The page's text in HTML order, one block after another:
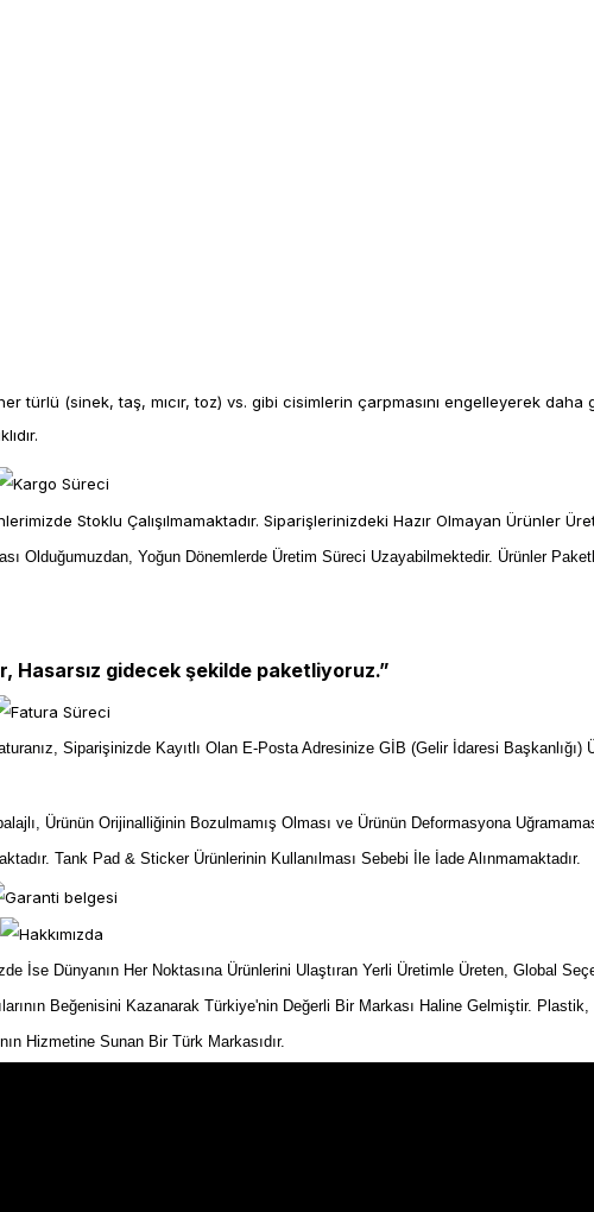
türlü (sinek, taş, mıcır, toz) vs. gibi cisimlerin çarpmasını engelleyerek daha
Stoklu Çalışılmamaktadır. Siparişlerinizdeki Hazır Olmayan Ürünler
Olduğumuzdan, Yoğun Dönemlerde Üretim Süreci Uzayabilmektedir. Ürünler
Hasarsız gidecek şekilde paketliyoruz.”
Siparişinizde Kayıtlı Olan E-Posta Adresinize GİB (Gelir İdaresi Başkanlığı)
Ürünün Orijinalliğinin Bozulmamış Olması ve Ürünün Deformasyona
Tank Pad & Sticker Ürünlerinin Kullanılması Sebebi İle İade Alınmamaktadır.
İse Dünyanın Her Noktasına Ürünlerini Ulaştıran Yerli Üretimle Üreten, Global
Beğenisini Kazanarak Türkiye'nin Değerli Bir Markası Haline Gelmiştir.
Hizmetine Sunan Bir Türk Markasıdır.